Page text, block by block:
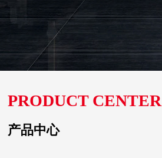
产品中心
PRODUCT CENTER